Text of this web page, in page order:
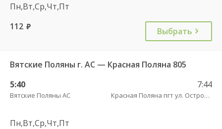
Пн,Вт,Ср,Чт,Пт
112 руб. Выбрать
Вятские Поляны г. АС — Красная Поляна 805
5:40
Вятские Поляны АС
7:44
Красная Поляна пгт ул. Островского
Пн,Вт,Ср,Чт,Пт